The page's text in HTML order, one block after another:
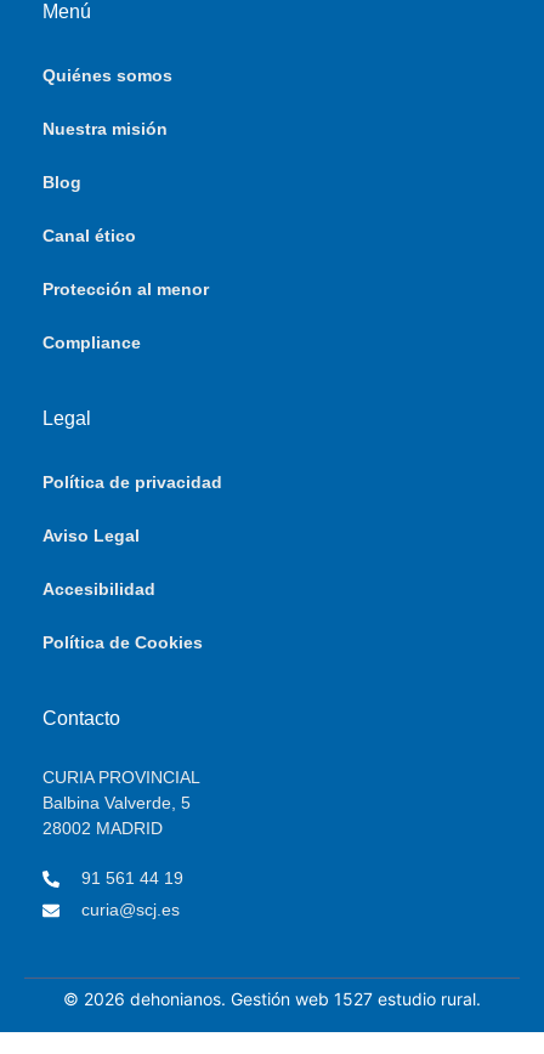
Menú
Quiénes somos
Nuestra misión
Blog
Canal ético
Protección al menor
Compliance
Legal
Política de privacidad
Aviso Legal
Accesibilidad
Política de Cookies
Contacto
CURIA PROVINCIAL
Balbina Valverde, 5
28002 MADRID
91 561 44 19
curia@scj.es
© 2026 dehonianos. Gestión web 1527 estudio rural.